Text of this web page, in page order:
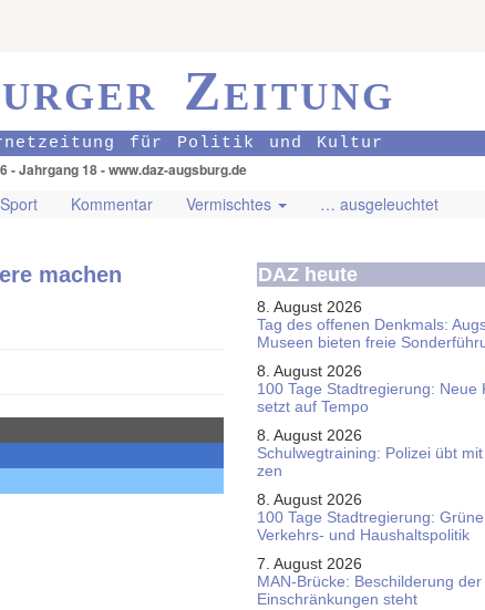
Zeitung
für Politik und Kultur
- Jahrgang 18 - www.daz-augsburg.de
Sport Kommentar Vermischtes … ausgeleuchtet
machen DAZ heute
8. August 2026
Tag des offenen Denkmals:
Museen bieten freie
8. August 2026
100 Tage Stadtregierung: Neue
setzt auf Tempo
8. August 2026
Schul­weg­trai­ning: Poli­zei übt
zen
8. August 2026
100 Tage Stadtregierung:
Verkehrs- und Haushaltspolitik
7. August 2026
MAN-Brücke: Beschilderung der
Einschränkungen steht